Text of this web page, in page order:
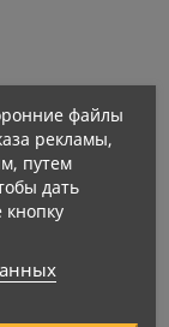
файлы
рекламы,
путем
дать